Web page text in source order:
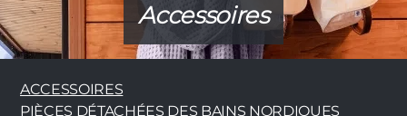
Accessoires
ACCESSOIRES
PIÈCES DÉTACHÉES DES BAINS NORDIQUES